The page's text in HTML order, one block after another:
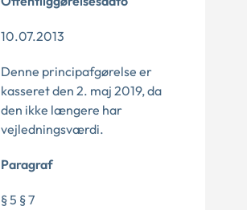
10.07.2013
Denne principafgørelse er
kasseret den 2. maj 2019, da
den ikke længere har
vejledningsværdi.
Paragraf
§ 5 § 7